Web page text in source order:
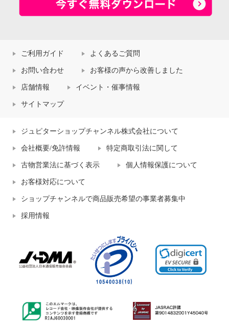
ご利用ガイド よくあるご質問
お問い合わせ お客様の声から改善しました
店舗情報 イベント・催事情報
サイトマップ
ジュピターショップチャンネル株式会社について
会社概要/免許情報 特定商取引法に関して
古物営業法に基づく表示 個人情報保護について
お客様対応について
ショップチャンネルで商品販売希望の事業者募集中
採用情報